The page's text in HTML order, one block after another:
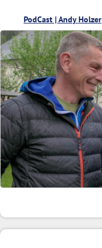
PodCast | Andy Holzer